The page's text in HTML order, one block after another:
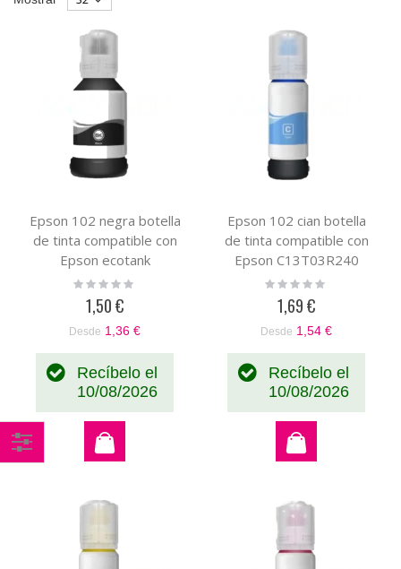
Epson 102 negra botella
de tinta compatible con
Epson ecotank
C13T03R140
Rating:
1,50 €
Desde 1,36 €
Recíbelo el
10/08/2026
Epson 102 cian botella
de tinta compatible con
Epson C13T03R240
Rating:
1,69 €
Desde 1,54 €
Recíbelo el
10/08/2026
Comprar